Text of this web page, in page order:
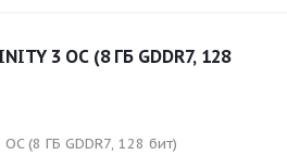
3 OC (8 ГБ GDDR7, 128
(8 ГБ GDDR7, 128 бит)